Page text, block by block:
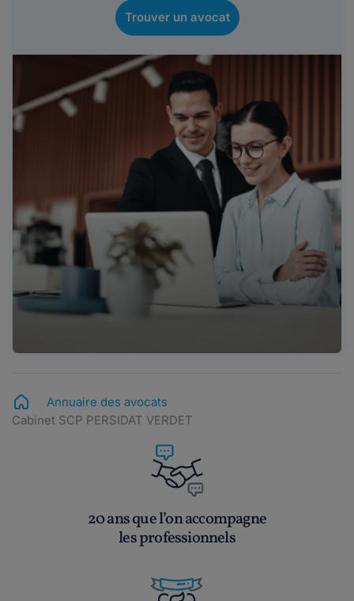
Trouver un avocat
Annuaire des avocats
Cabinet SCP PERSIDAT VERDET
20 ans que l’on accompagne
les professionnels